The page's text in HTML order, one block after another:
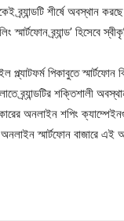
শীর্ষে অবস্থান
ব্র্যান্ড’ হিসেবে
প্ল্যাটফর্ম পিকাবুতে
ব্র্যান্ডটির
অনলাইন শপিং
স্মার্টফোন বাজারে এই